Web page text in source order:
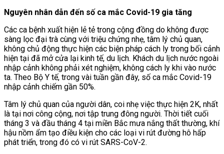
Nguyên nhân dẫn đến số ca mắc Covid-19 gia tăng
Các ca bệnh xuất hiện lẻ tẻ trong cộng đồng do không được
sàng lọc đại trà cùng với triệu chứng nhẹ, tâm lý chủ quan,
không chủ động thực hiện các biện pháp cách ly trong bối cảnh
hiện tại đã mở cửa lại kinh tế, du lịch. Khách du lịch nước ngoài
nhập cảnh không phải xét nghiệm, không cách ly khi vào nước
ta. Theo Bộ Y tế, trong vài tuần gần đây, số ca mắc Covid-19
nhập cảnh chiếm gần 50%.
Tâm lý chủ quan của người dân, coi nhẹ việc thực hiện 2K, nhất
là tại nơi công cộng, nơi tập trung đông người. Thời tiết cuối
tháng 3 và đầu tháng 4 tại miền Bắc mưa nắng thất thường, khí
hậu nồm ẩm tạo điều kiện cho các loại vi rút đường hô hấp
phát triển, trong đó có vi rút SARS-CoV-2.